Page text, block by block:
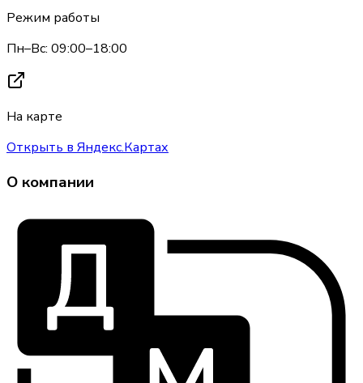
Режим работы
Пн–Вс: 09:00–18:00
На карте
Открыть в Яндекс.Картах
О компании